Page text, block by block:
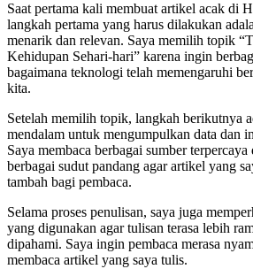
Saat pertama kali membuat artikel acak di
langkah pertama yang harus dilakukan
menarik dan relevan. Saya memilih topik
Kehidupan Sehari-hari” karena ingin
bagaimana teknologi telah memengaruhi
kita.
Setelah memilih topik, langkah berikutnya
mendalam untuk mengumpulkan data dan
Saya membaca berbagai sumber
berbagai sudut pandang agar artikel yang
tambah bagi pembaca.
Selama proses penulisan, saya juga
yang digunakan agar tulisan terasa lebih
dipahami. Saya ingin pembaca merasa
membaca artikel yang saya tulis.